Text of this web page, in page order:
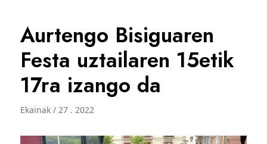
Aurtengo Bisiguaren
Festa uztailaren 15etik
17ra izango da
Ekainak / 27 . 2022